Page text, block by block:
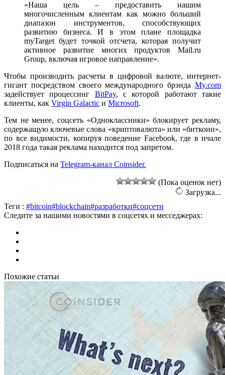
«Наша цель – предоставить нашим
многочисленным клиентам как можно больший
диапазон инструментов, способствующих
развитию бизнеса. И в этом плане площадка
myTarget будет точкой отсчета, которая получит
активное развитие многих продуктов Mail.ru
Group, включая игровое направление».
Чтобы производить расчеты в цифровой валюте, интернет-
гигант посредством своего международного брэнда My.com
задействует процессинг BitPay, с которой работают такие
клиенты, как Virgin Galactic и Microsoft.
Тем не менее, соцсеть «Одноклассники» блокирует рекламу,
содержащую ключевые слова «криптовалюта» или «биткоин»,
по все видимости, копируя поведение Facebook, где в нчале
2018 года такая реклама находится под запретом.
Подписаться на Telegram-канал Coinsider.
(Пока оценок нет)
Загрузка...
Теги : #bitcoin#blockchain#разработки#соцсети
Следите за нашими новостями в соцсетях и месседжерах:
Похожие статьи